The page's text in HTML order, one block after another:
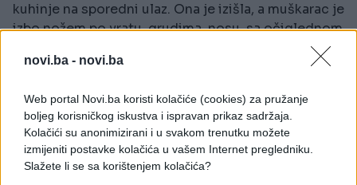
novi.ba - novi.ba
Web portal Novi.ba koristi kolačiće (cookies) za pružanje
boljeg korisničkog iskustva i ispravan prikaz sadržaja.
Kolačići su anonimizirani i u svakom trenutku možete
izmijeniti postavke kolačića u vašem Internet pregledniku.
Slažete li se sa korištenjem kolačića?
kuhinje na sporedni ulaz. Ona je izišla, a muškarac je
izbo nožem po vratu, grudima, nosu, sa očiglednom
namjerom da je ubije. Ona je, na sreću, uspjela da
se izvuče i utrči u kuhinju, a on je pobjegao.
Sagovornik dodaje da je momak koji je priskočio i
vezao joj majicu oko vrata bio iz Herceg Novog.
Mislim da se drugi momak koji je ubacio u auto
zove Aco, kaže naš sagovornik.